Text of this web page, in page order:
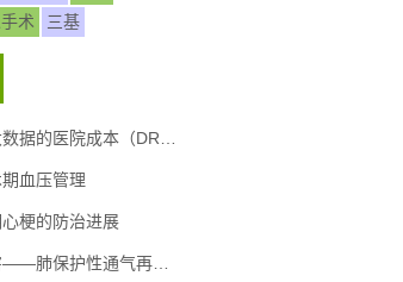
术 三基
院成本（DRG DIP)核算体系构建
血压管理
梗的防治进展
肺保护性通气再认识